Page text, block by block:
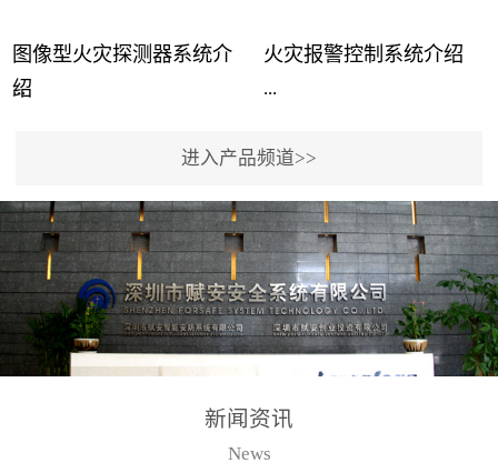
图像型火灾探测器系统介
绍
...
事故频发，传统的火灾探
测方法已无法满足要求。
尤其是目前众多的大型影
剧院、会议展览中心、体
育馆、大型仓库和隧道空
间等，其建筑结构特殊、
火灾隐患多。一旦发生火
火灾报警控制系统介绍
...
用了具有仲裁机制和冗余
校验的总线传输技术、线
路状态检测与保护技术、
后向光电感烟探测技术、
高可靠的系统抗干扰技术
等多项专利技术和专有技
警领域三十多年技术积累
和工程实践的结晶。
进入产品频道>>
新闻资讯
News